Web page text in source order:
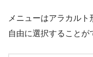
メニューはアラカル
自由に選択することが